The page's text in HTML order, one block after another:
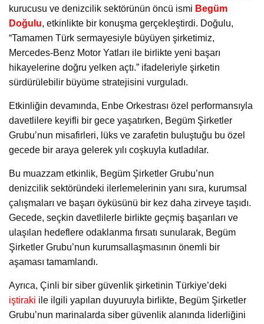
kurucusu ve denizcilik sektörünün öncü ismi Begüm
Doğulu, etkinlikte bir konuşma gerçekleştirdi. Doğulu,
“Tamamen Türk sermayesiyle büyüyen şirketimiz,
Mercedes-Benz Motor Yatları ile birlikte yeni başarı
hikayelerine doğru yelken açtı.” ifadeleriyle şirketin
sürdürülebilir büyüme stratejisini vurguladı.
Etkinliğin devamında, Enbe Orkestrası özel performansıyla
davetlilere keyifli bir gece yaşatırken, Begüm Şirketler
Grubu’nun misafirleri, lüks ve zarafetin buluştuğu bu özel
gecede bir araya gelerek yılı coşkuyla kutladılar.
Bu muazzam etkinlik, Begüm Şirketler Grubu’nun
denizcilik sektöründeki ilerlemelerinin yanı sıra, kurumsal
çalışmaları ve başarı öyküsünü bir kez daha zirveye taşıdı.
Gecede, seçkin davetlilerle birlikte geçmiş başarıları ve
ulaşılan hedeflere odaklanma fırsatı sunularak, Begüm
Şirketler Grubu’nun kurumsallaşmasının önemli bir
aşaması tamamlandı.
Ayrıca, Çinli bir siber güvenlik şirketinin Türkiye’deki
iştiraki ile ilgili yapılan duyuruyla birlikte, Begüm Şirketler
Grubu’nun marinalarda siber güvenlik alanında liderliğini